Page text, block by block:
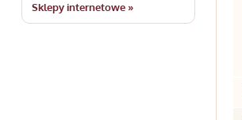
Sklepy internetowe »